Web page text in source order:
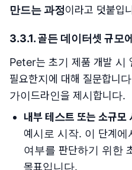
만드는 과정이라고 덧붙입
3.3.1. 골든 데이터셋 규모
Peter는 초기 제품 개발 시
필요한지에 대해 질문합니
가이드라인을 제시합니다.
내부 테스트 또는 소규모
예시로 시작. 이 단계
여부를 판단하기 위한
목표입니다.